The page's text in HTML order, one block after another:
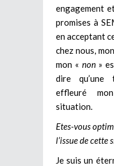
engagement
promises à
en acceptant
chez nous,
mon « non»
dire qu’une
effleuré
situation.
Etes-vous
l’issue de cette
Je suis un